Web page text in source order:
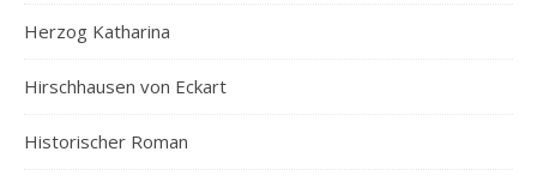
Herzog Katharina
Hirschhausen von Eckart
Historischer Roman